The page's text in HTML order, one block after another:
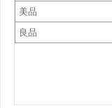
美品
良品